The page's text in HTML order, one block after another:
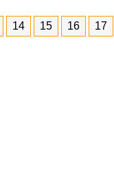
14 15 16 17